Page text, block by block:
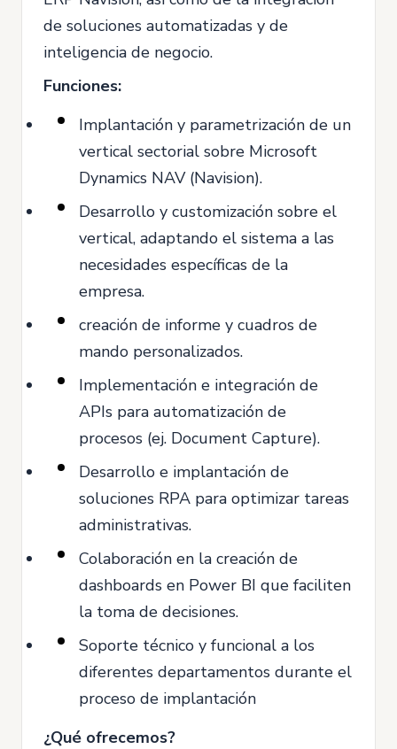
de soluciones automatizadas y de
inteligencia de negocio.
Funciones:
Implantación y parametrización de un
vertical sectorial sobre Microsoft
Dynamics NAV (Navision).
Desarrollo y customización sobre el
vertical, adaptando el sistema a las
necesidades específicas de la
empresa.
creación de informe y cuadros de
mando personalizados.
Implementación e integración de
APIs para automatización de
procesos (ej. Document Capture).
Desarrollo e implantación de
soluciones RPA para optimizar tareas
administrativas.
Colaboración en la creación de
dashboards en Power BI que faciliten
la toma de decisiones.
Soporte técnico y funcional a los
diferentes departamentos durante el
proceso de implantación
¿Qué ofrecemos?